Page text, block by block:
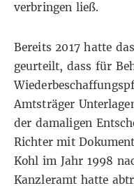
verbringen ließ.
Bereits 2017 hatte
geurteilt, dass für
Amtsträger
der damaligen
Richter mit
Kohl im Jahr 1998
Kanzleramt hatte